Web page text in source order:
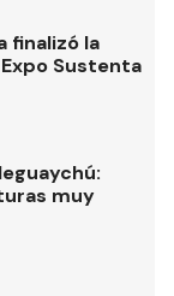
finalizó la
Sustenta
muy